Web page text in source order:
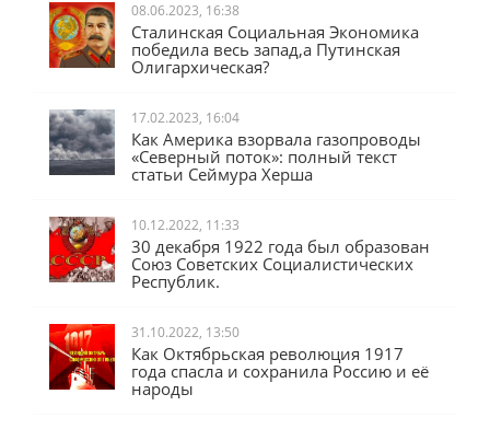
08.06.2023, 16:38
Сталинская Социальная Экономика
победила весь запад,а Путинская
Олигархическая?
17.02.2023, 16:04
Как Америка взорвала газопроводы
«Северный поток»: полный текст
статьи Сеймура Херша
10.12.2022, 11:33
30 декабря 1922 года был образован
Союз Советских Социалистических
Республик.
31.10.2022, 13:50
Как Октябрьская революция 1917
года спасла и сохранила Россию и её
народы